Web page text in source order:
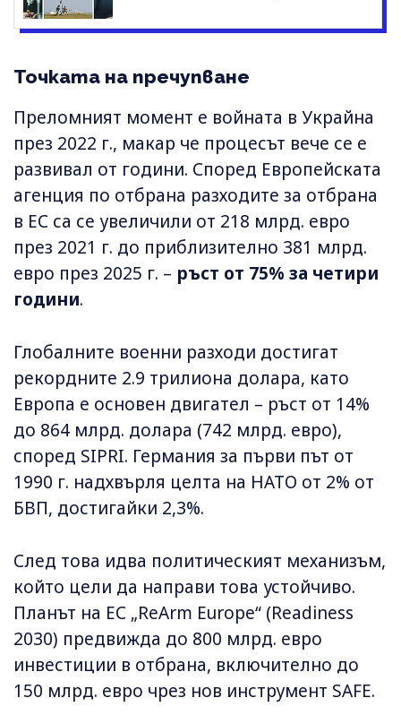
Точката на пречупване
Преломният момент е войната в Украйна
през 2022 г., макар че процесът вече се е
развивал от години. Според Европейската
агенция по отбрана разходите за отбрана
в ЕС са се увеличили от 218 млрд. евро
през 2021 г. до приблизително 381 млрд.
евро през 2025 г. – ръст от 75% за четири
години.
Глобалните военни разходи достигат
рекордните 2.9 трилиона долара, като
Европа е основен двигател – ръст от 14%
до 864 млрд. долара (742 млрд. евро),
според SIPRI. Германия за първи път от
1990 г. надхвърля целта на НАТО от 2% от
БВП, достигайки 2,3%.
След това идва политическият механизъм,
който цели да направи това устойчиво.
Планът на ЕС „ReArm Europe“ (Readiness
2030) предвижда до 800 млрд. евро
инвестиции в отбрана, включително до
150 млрд. евро чрез нов инструмент SAFE.